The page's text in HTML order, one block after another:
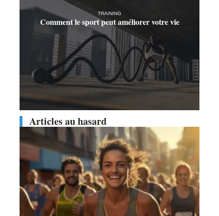
TRAINING
Comment le sport peut améliorer votre vie
Articles au hasard